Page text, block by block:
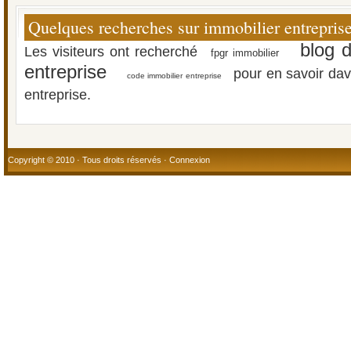
Quelques recherches sur immobilier
Les visiteurs ont recherché fpgr immobilier
blog
entreprise
code immobilier entreprise
pour en savoir
entreprise.
Copyright © 2010 · Tous droits réservés · Connexion